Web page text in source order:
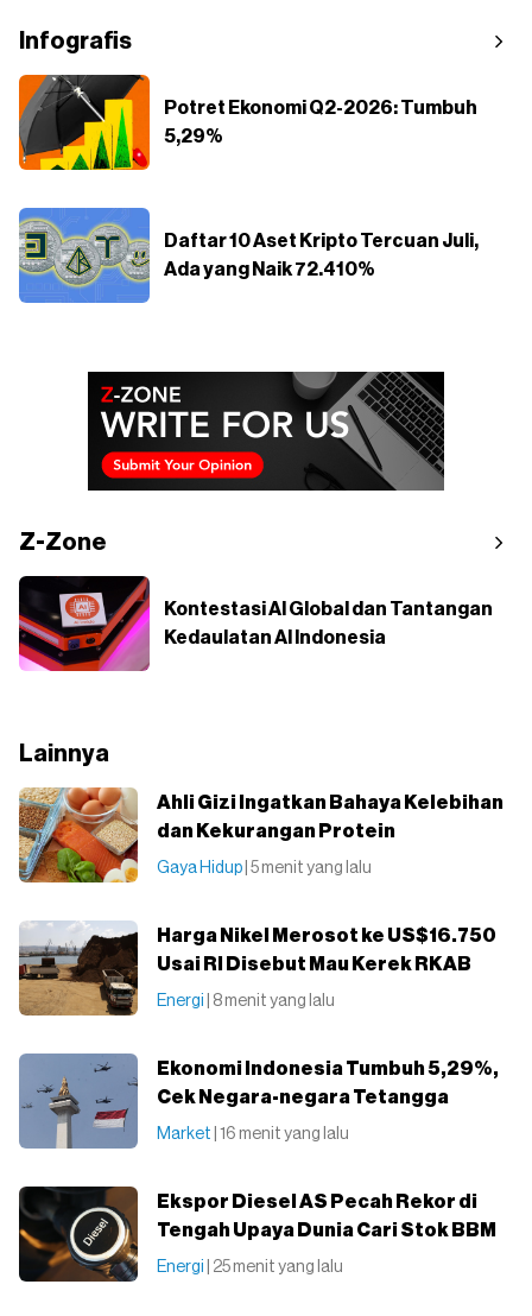
Infografis
Potret Ekonomi Q2-2026: Tumbuh
5,29%
Daftar 10 Aset Kripto Tercuan Juli,
Ada yang Naik 72.410%
Z-Zone
Kontestasi AI Global dan Tantangan
Kedaulatan AI Indonesia
Lainnya
Ahli Gizi Ingatkan Bahaya Kelebihan
dan Kekurangan Protein
Gaya Hidup | 5 menit yang lalu
Harga Nikel Merosot ke US$16.750
Usai RI Disebut Mau Kerek RKAB
Energi | 8 menit yang lalu
Ekonomi Indonesia Tumbuh 5,29%,
Cek Negara-negara Tetangga
Market | 16 menit yang lalu
Ekspor Diesel AS Pecah Rekor di
Tengah Upaya Dunia Cari Stok BBM
Energi | 25 menit yang lalu